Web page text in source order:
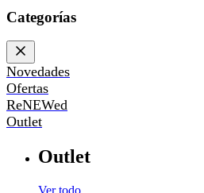
Categorías
Novedades
Ofertas
ReNEWed
Outlet
Outlet